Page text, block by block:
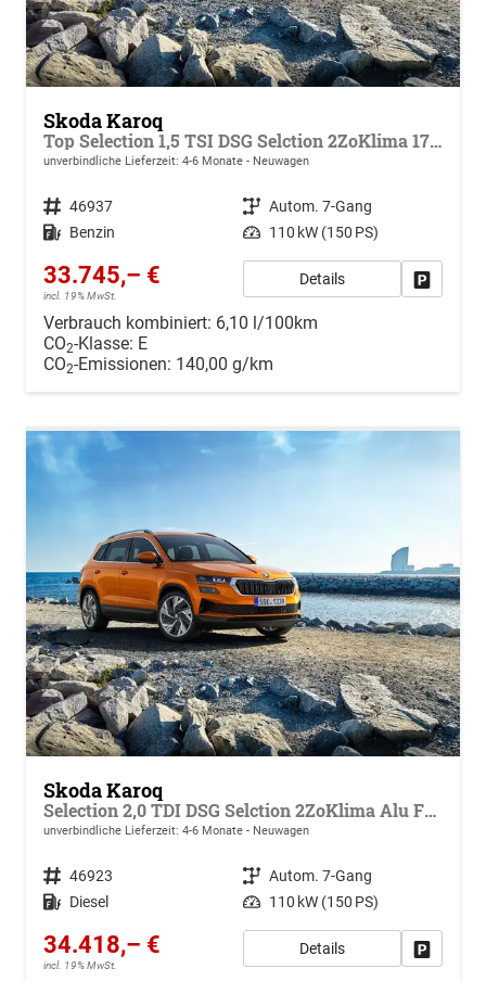
Skoda Karoq
Top Selection 1,5 TSI DSG Selction 2ZoKlima 17 Zoll Alu Felgen 5J Garantie Sitzheizung Matrix ACC
unverbindliche Lieferzeit: 4-6 Monate Neuwagen
Fahrzeugnr. 46937 Getriebe Autom. 7-Gang
Kraftstoff Benzin Leistung 110 kW (150 PS)
33.745,– €
incl. 19% MwSt.
Details
Verbrauch kombiniert: 6,10 l/100km
CO2-Klasse: E
CO2-Emissionen: 140,00 g/km
Skoda Karoq
Selection 2,0 TDI DSG Selction 2ZoKlima Alu Felgen 5J Garantie Sitzheizung LED Scheinwerfer Tempomat
unverbindliche Lieferzeit: 4-6 Monate Neuwagen
Fahrzeugnr. 46923 Getriebe Autom. 7-Gang
Kraftstoff Diesel Leistung 110 kW (150 PS)
34.418,– €
incl. 19% MwSt.
Details